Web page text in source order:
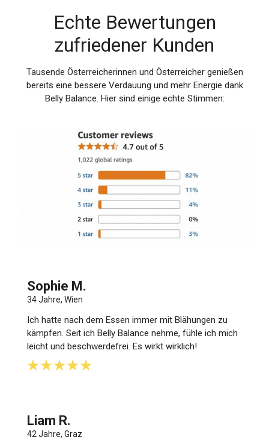
Echte Bewertungen
zufriedener Kunden
Tausende Österreicherinnen und Österreicher genießen
bereits eine bessere Verdauung und mehr Energie dank
Belly Balance. Hier sind einige echte Stimmen:
Sophie M.
34 Jahre, Wien
Ich hatte nach dem Essen immer mit Blähungen zu
kämpfen. Seit ich Belly Balance nehme, fühle ich mich
leicht und beschwerdefrei. Es wirkt wirklich!
Liam R.
42 Jahre, Graz